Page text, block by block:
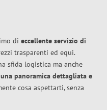
di eccellente servizio di
trasparenti ed equi.
sfida logistica ma anche
una panoramica dettagliata e
cosa aspettarti, senza